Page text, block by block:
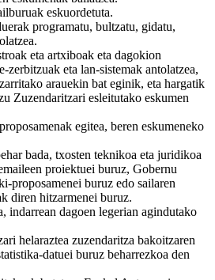
eskuordetuta.
programatu, bultzatu, gidatu,
eta artxiboak eta dagokion
zerbitzuak eta lan-sistemak antolatzea,
arauekin bat eginik, eta hargatik
Zuzendaritzari esleitutako eskumen
egitea, beren eskumeneko
bada, txosten teknikoa eta juridikoa
proiektuei buruz, Gobernu
proposamenei buruz edo sailaren
diren hitzarmenei buruz.
indarrean dagoen legerian agindutako
helaraztea zuzendaritza bakoitzaren
datuei buruz beharrezkoa den